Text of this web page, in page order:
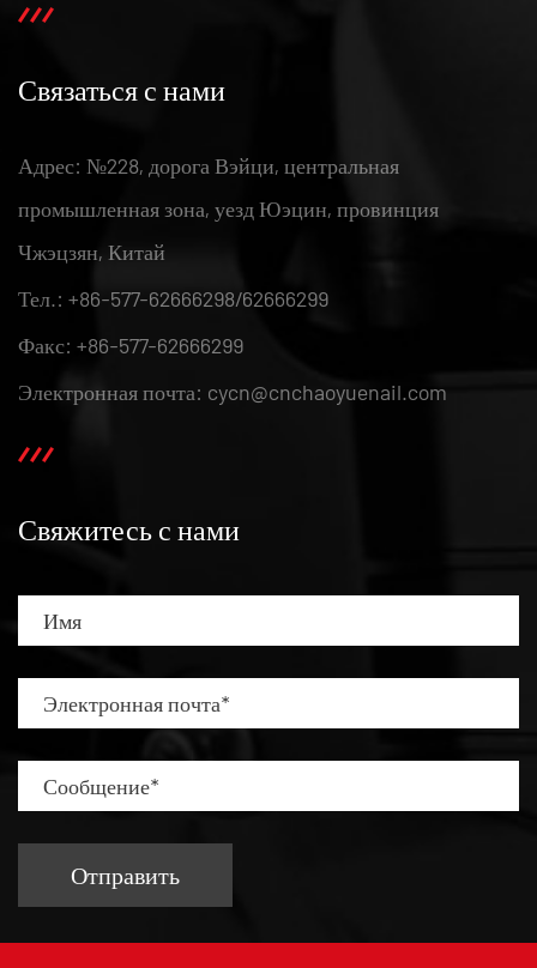
Связаться с нами
Адрес: №228, дорога Вэйци, центральная
промышленная зона, уезд Юэцин, провинция
Чжэцзян, Китай
Тел.: +86-577-62666298/62666299
Факс: +86-577-62666299
Электронная почта: cycn@cnchaoyuenail.com
Свяжитесь с нами